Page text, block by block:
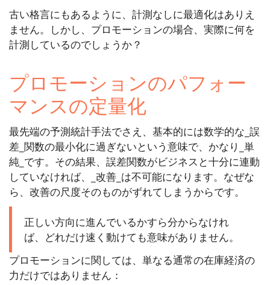
古い格言にもあるように、計測なしに最適化はありえ
ません。しかし、プロモーションの場合、実際に何を
計測しているのでしょうか？
プロモーションのパフォー
マンスの定量化
最先端の予測統計手法でさえ、基本的には数学的な_誤
差_関数の最小化に過ぎないという意味で、かなり_単
純_です。その結果、誤差関数がビジネスと十分に連動
していなければ、_改善_は不可能になります。なぜな
ら、改善の尺度そのものがずれてしまうからです。
正しい方向に進んでいるかすら分からなけれ
ば、どれだけ速く動けても意味がありません。
プロモーションに関しては、単なる通常の在庫経済の
力だけではありません：